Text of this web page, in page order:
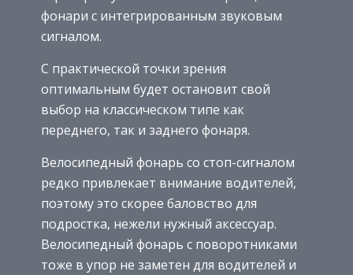
фонари с интегрированным звуковым
сигналом.
С практической точки зрения
оптимальным будет остановит свой
выбор на классическом типе как
переднего, так и заднего фонаря.
Велосипедный фонарь со стоп-сигналом
редко привлекает внимание водителей,
поэтому это скорее баловство для
подростка, нежели нужный аксессуар.
Велосипедный фонарь с поворотниками
тоже в упор не заметен для водителей и